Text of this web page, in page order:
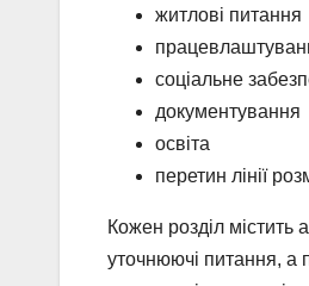
житлові питання
соціальне
документування
освіта
перетин лінії
Кожен розділ містить
уточнюючі питання, а